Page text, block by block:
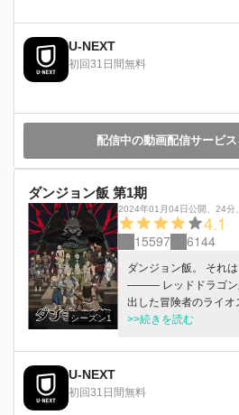
し、それを悔いるフ
め”の旅に出る。その
の出会い、さまざま
U-NEXT
初回31日間無料
配信中の動画配信サービ
ダンジョン飯 第1期
シーズン1
2024年01月04日公開、 24分、
4.1
15597 6144
ダンジョン飯。 それ
――― レッドドラゴン
出した冒険者のライ
主である“狂乱の魔術
した……。 禁忌を犯し
は糾弾され、 さらに
状況の中、ライオスは
>>続きを読む
U-NEXT
初回31日間無料